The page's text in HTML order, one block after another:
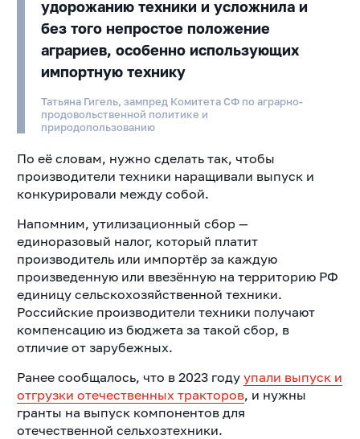
удорожанию техники и усложнила и
без того непростое положение
аграриев, особенно использующих
импортную технику
Татьяна Гигель, зампред Комитета СФ по аграрно-
продовольственной политике и
природопользованию
По её словам, нужно сделать так, чтобы
производители техники наращивали выпуск и
конкурировали между собой.
Напомним, утилизационный сбор —
единоразовый налог, который платит
производитель или импортёр за каждую
произведенную или ввезённую на территорию РФ
единицу сельскохозяйственной техники.
Российские производители техники получают
компенсацию из бюджета за такой сбор, в
отличие от зарубежных.
Ранее сообщалось, что в 2023 году упали выпуск и
отгрузки отечественных тракторов, и нужны
гранты на выпуск компонентов для
отечественной сельхозтехники.